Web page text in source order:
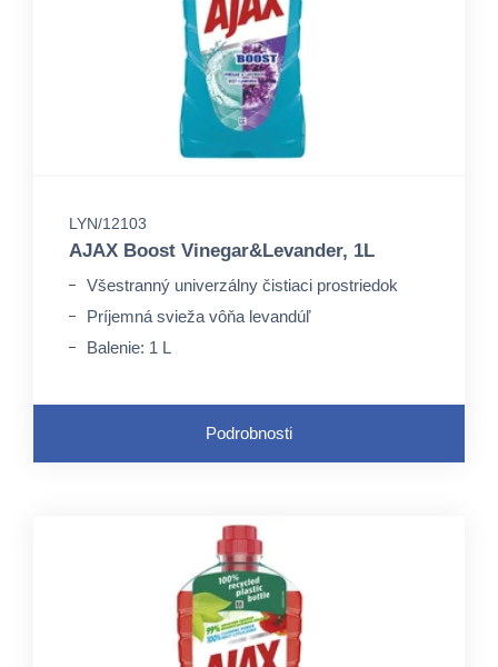
LYN/12103
AJAX Boost Vinegar&Levander, 1L
Všestranný univerzálny čistiaci prostriedok
Príjemná svieža vôňa levandúľ
Balenie: 1 L
Podrobnosti